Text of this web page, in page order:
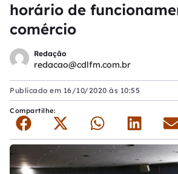
horário de
comércio
Redação
redacao@cdlfm.com.br
Publicado em 16/10/2020 às 10:55
Compartilhe: